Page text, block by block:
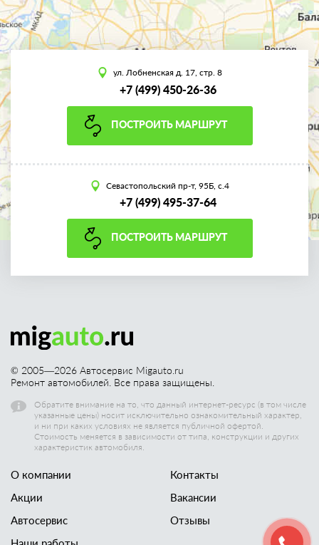
ул. Лобненская д. 17, стр. 8
+7 (499) 450-26-36
ПОСТРОИТЬ МАРШРУТ
Севастопольский пр-т, 95Б, с.4
+7 (499) 495-37-64
ПОСТРОИТЬ МАРШРУТ
© 2005—2026 Автосервис Migauto.ru
Ремонт автомобилей. Все права защищены.
Обратите внимание на то, что данный интернет-ресурс (в том числе
указанные цены) носит исключительно ознакомительный характер,
и ни при каких условиях не является публичной офертой.
Стоимость меняется в зависимости от типа, конструкции и других
характеристик автомобиля.
О компании
Акции
Автосервис
Контакты
Вакансии
Отзывы